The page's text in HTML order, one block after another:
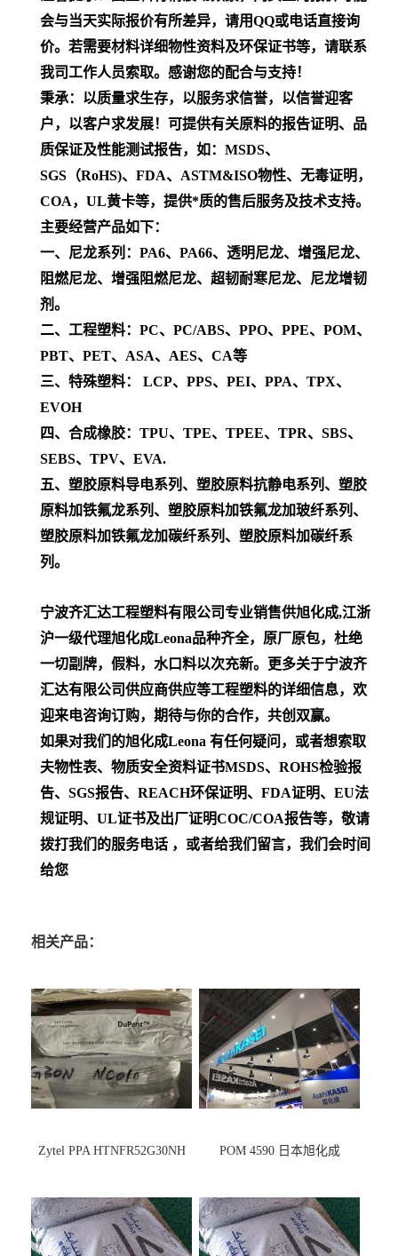
会与当天实际报价有所差异，请用QQ或电话直接询
价。若需要材料详细物性资料及环保证书等，请联系
我司工作人员索取。感谢您的配合与支持！
秉承：以质量求生存，以服务求信誉，以信誉迎客
户，以客户求发展！可提供有关原料的报告证明、品
质保证及性能测试报告，如：MSDS、
SGS（RoHS)、FDA、ASTM&ISO物性、无毒证明，
COA，UL黄卡等，提供*质的售后服务及技术支持。
主要经营产品如下：
一、尼龙系列：PA6、PA66、透明尼龙、增强尼龙、
阻燃尼龙、增强阻燃尼龙、超韧耐寒尼龙、尼龙增韧
剂。
二、工程塑料：PC、PC/ABS、PPO、PPE、POM、
PBT、PET、ASA、AES、CA等
三、特殊塑料： LCP、PPS、PEI、PPA、TPX、
EVOH
四、合成橡胶：TPU、TPE、TPEE、TPR、SBS、
SEBS、TPV、EVA.
五、塑胶原料导电系列、塑胶原料抗静电系列、塑胶
原料加铁氟龙系列、塑胶原料加铁氟龙加玻纤系列、
塑胶原料加铁氟龙加碳纤系列、塑胶原料加碳纤系
列。
宁波齐汇达工程塑料有限公司专业销售供旭化成,江浙
沪一级代理旭化成Leona品种齐全，原厂原包，杜绝
一切副牌，假料，水口料以次充新。更多关于宁波齐
汇达有限公司供应商供应等工程塑料的详细信息，欢
迎来电咨询订购，期待与你的合作，共创双赢。
如果对我们的旭化成Leona 有任何疑问，或者想索取
夫物性表、物质安全资料证书MSDS、ROHS检验报
告、SGS报告、REACH环保证明、FDA证明、EU法
规证明、UL证书及出厂证明COC/COA报告等，敬请
拨打我们的服务电话 ，或者给我们留言，我们会时间
给您
相关产品：
Zytel PPA HTNFR52G30NH POM 4590 日本旭化成